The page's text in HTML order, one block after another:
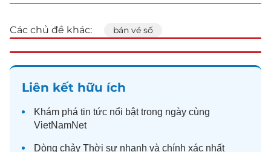
Các chủ đề khác: bán vé số
Liên kết hữu ích
Khám phá tin tức nổi bật trong ngày cùng
VietNamNet
Dòng chảy Thời sự nhanh và chính xác nhất